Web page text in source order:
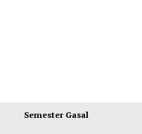
Semester Gasal